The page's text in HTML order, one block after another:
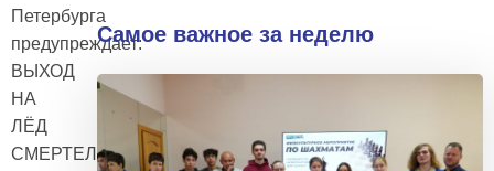
Петербурга
предупреждает:
ВЫХОД
НА
ЛЁД
СМЕРТЕЛЬНО
Самое важное за неделю